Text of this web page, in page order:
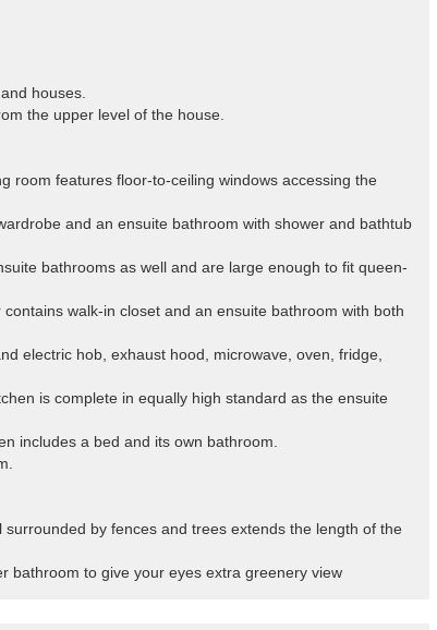
houses.
the upper level of the house.
room features floor-to-ceiling windows accessing the
and an ensuite bathroom with shower and bathtub
bathrooms as well and are large enough to fit queen-
walk-in closet and an ensuite bathroom with both
electric hob, exhaust hood, microwave, oven, fridge,
is complete in equally high standard as the ensuite
includes a bed and its own bathroom.
by fences and trees extends the length of the
bathroom to give your eyes extra greenery view